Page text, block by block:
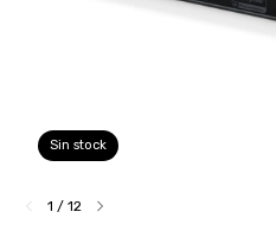
Sin stock
1 / 12